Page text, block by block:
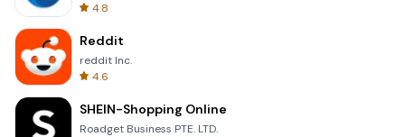
4.8
Reddit
reddit Inc.
4.6
SHEIN-Shopping Online
Roadget Business PTE. LTD.